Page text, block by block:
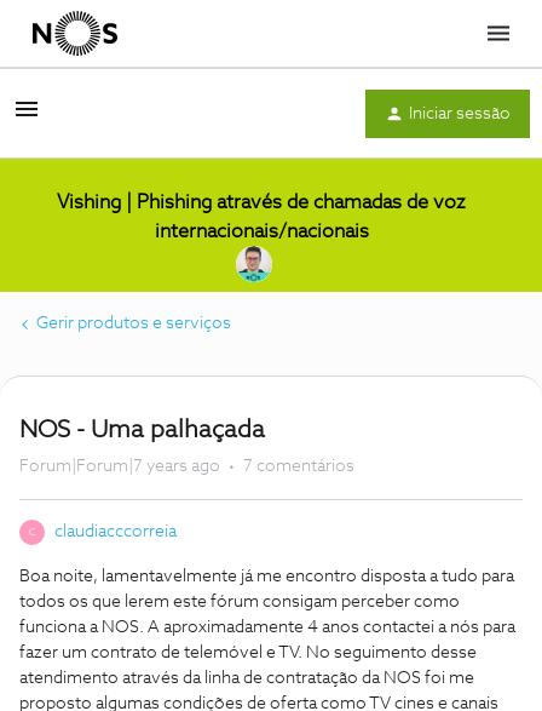
Menu
Iniciar sessão
Vishing | Phishing através de chamadas de voz
internacionais/nacionais
Gerir produtos e serviços
NOS - Uma palhaçada
Forum|Forum|7 years ago 7 comentários
C claudiacccorreia
Boa noite, lamentavelmente já me encontro disposta a tudo para
todos os que lerem este fórum consigam perceber como
funciona a NOS. A aproximadamente 4 anos contactei a nós para
fazer um contrato de telemóvel e TV. No seguimento desse
atendimento através da linha de contratação da NOS foi me
proposto algumas condições de oferta como TV cines e canais